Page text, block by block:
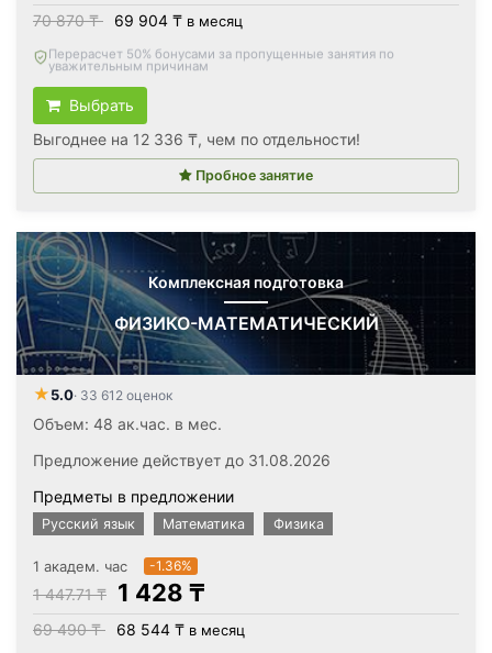
70 870 ₸ 69 904 ₸ в месяц
Вернём все оплаченные деньги, если откажетесь после
первого занятия
Выбрать
Выгоднее на 12 336 ₸, чем по отдельности!
Пробное занятие
Комплексная подготовка
ФИЗИКО-МАТЕМАТИЧЕСКИЙ
★5.0· 33 612 оценок
Объем: 48 ак.час. в мес.
Предложение действует до 31.08.2026
Предметы в предложении
Русский язык Математика Физика
1 академ. час -1.36%
1 447.71 ₸ 1 428 ₸
69 490 ₸ 68 544 ₸ в месяц